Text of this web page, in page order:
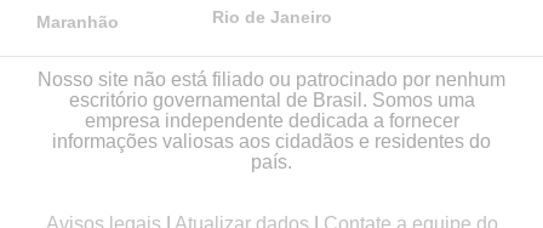
Maranhão
Rio de Janeiro
Nosso site não está filiado ou patrocinado por nenhum
escritório governamental de Brasil. Somos uma
empresa independente dedicada a fornecer
informações valiosas aos cidadãos e residentes do
país.
Avisos legais Atualizar dados Contate a equipe do